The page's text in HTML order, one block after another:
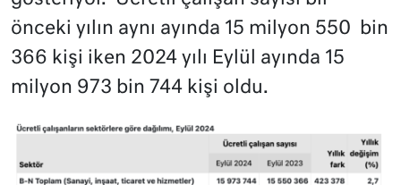
önceki yılın aynı ayında 15 milyon 550 bin
366 kişi iken 2024 yılı Eylül ayında 15
milyon 973 bin 744 kişi oldu.